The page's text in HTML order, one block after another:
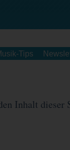
Tips
Inhalt dieser